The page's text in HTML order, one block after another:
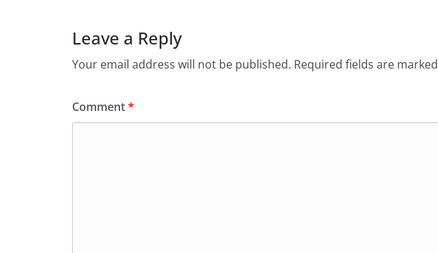
Leave a Reply
Your email address will not be published. Required fields are marked
Comment*